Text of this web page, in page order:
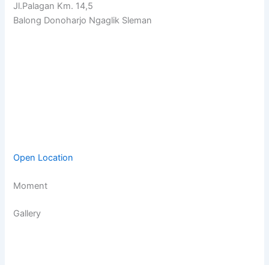
Jl.Palagan Km. 14,5
Balong Donoharjo Ngaglik Sleman
Open Location
Moment
Gallery